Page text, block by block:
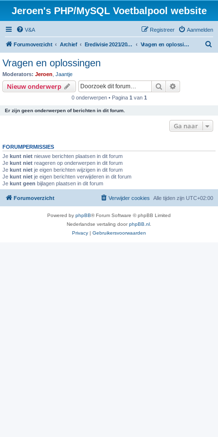
Jeroen's PHP/MySQL Voetbalpool website
V&A Aanmelden
Registreer
Forumoverzicht Archief Eredivisie 2021/2022 voetbalpool Vragen en oplossingen
Vragen en oplossingen
Moderators: Jeroen Jaantje
Nieuw onderwerp Zoek
0 onderwerpen • Pagina 1 van 1
Er zijn geen onderwerpen of berichten in dit forum.
Ga naar
FORUMPERMISSIES
Je kunt niet nieuwe berichten plaatsen in dit forum
Je kunt niet reageren op onderwerpen in dit forum
Je kunt niet je eigen berichten wijzigen in dit forum
Je kunt niet je eigen berichten verwijderen in dit forum
Je kunt geen bijlagen plaatsen in dit forum
Forumoverzicht Alle tijden zijn UTC+02:00
Verwijder cookies
Powered by phpBB® Forum Software © phpBB Limited
Nederlandse vertaling doorphpBB.nl
Privacy | Gebruikersvoorwaarden